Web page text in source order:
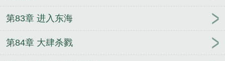
第83章 进入东海
第84章 大肆杀戮